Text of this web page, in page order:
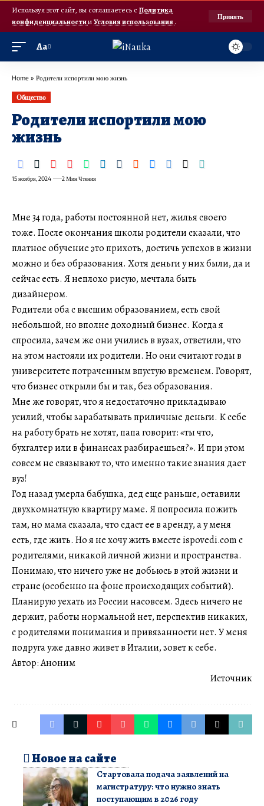
Используя этот сайт, вы соглашаетесь с Политика
конфиденциальностииУсловия использования.
Принять
Аа
Home » Родители испортили мою жизнь
Общество
Родители испортили мою
жизнь
15 ноября, 2024 2 Мин Чтения
Мне 34 года, работы постоянной нет, жилья своего
тоже. После окончания школы родители сказали, что
платное обучение это прихоть, достичь успехов в жизни
можно и без образования. Хотя деньги у них были, да и
сейчас есть. Я неплохо рисую, мечтала быть
дизайнером.
Родители оба с высшим образованием, есть свой
небольшой, но вполне доходный бизнес. Когда я
спросила, зачем же они учились в вузах, ответили, что
на этом настояли их родители. Но они считают годы в
университете потраченным впустую временем. Говорят,
что бизнес открыли бы и так, без образования.
Мне же говорят, что я недостаточно прикладываю
усилий, чтобы зарабатывать приличные деньги. К себе
на работу брать не хотят, папа говорит: «ты что,
бухгалтер или в финансах разбираешься?». И при этом
совсем не связывают то, что именно такие знания дает
вуз!
Год назад умерла бабушка, дед еще раньше, оставили
двухкомнатную квартиру маме. Я попросила пожить
там, но мама сказала, что сдаст ее в аренду, а у меня
есть, где жить. Но я не хочу жить вместе ispovedi.com с
родителями, никакой личной жизни и пространства.
Понимаю, что ничего уже не добьюсь в этой жизни и
стране (особенно на фоне происходящих событий).
Планирую уехать из России насовсем. Здесь ничего не
держит, работы нормальной нет, перспектив никаких,
с родителями понимания и привязанности нет. У меня
подруга уже давно живет в Италии, зовет к себе.
Автор: Аноним
Источник
Новое на сайте
Стартовала подача заявлений на
магистратуру: что нужно знать
поступающим в 2026 году